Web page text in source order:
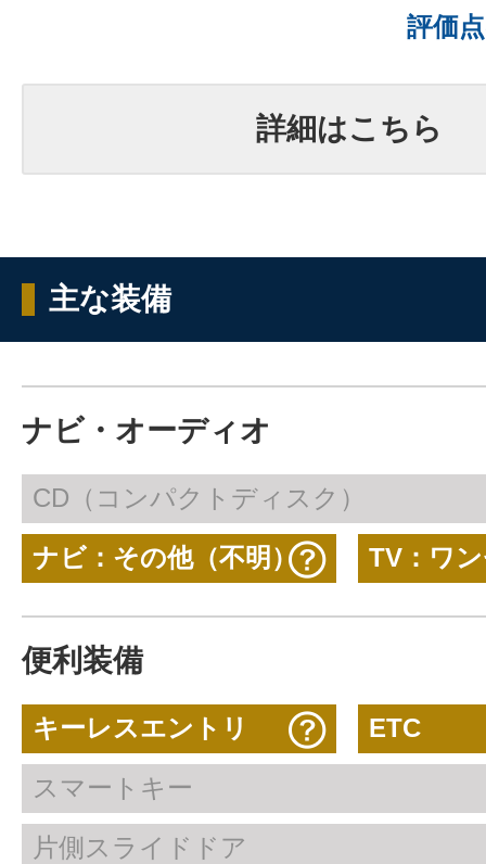
評価
詳細はこちら
主な装備
ナビ・オーディオ
CD（コンパクトディスク）
ナビ：その他（不明） TV：ワ
便利装備
キーレスエントリ ETC
スマートキー
片側スライドドア